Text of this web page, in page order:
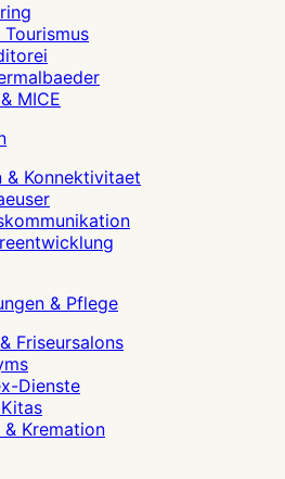
MICE
& Konnektivitaet
& Pflege
Friseursalons
Dienste
Kremation